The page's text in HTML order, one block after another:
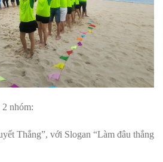
nhóm:
Thắng”, với Slogan “Làm đâu thắng